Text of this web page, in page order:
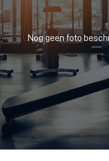
Nog geen foto